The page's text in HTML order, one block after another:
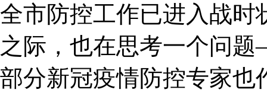
全市防控工作已进入战时
之际，也在思考一个问
部分新冠疫情防控专家